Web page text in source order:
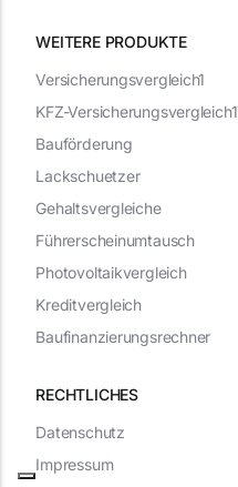
WEITERE PRODUKTE
RECHTLICHES
Datenschutz
Impressum
Versicherungsvergleich1
KFZ-Versicherungsvergleich1
Bauförderung
Lackschuetzer
Gehaltsvergleiche
Führerscheinumtausch
Photovoltaikvergleich
Kreditvergleich
Baufinanzierungsrechner